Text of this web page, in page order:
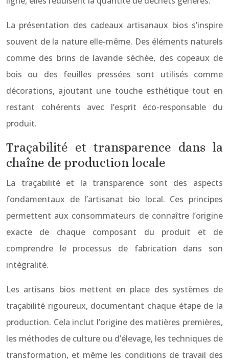
La présentation des cadeaux artisanaux bios s’inspire
souvent de la nature elle-même. Des éléments naturels
comme des brins de lavande séchée, des copeaux de
bois ou des feuilles pressées sont utilisés comme
décorations, ajoutant une touche esthétique tout en
restant cohérents avec l’esprit éco-responsable du
produit.
Traçabilité et transparence dans la
chaîne de production locale
La traçabilité et la transparence sont des aspects
fondamentaux de l’artisanat bio local. Ces principes
permettent aux consommateurs de connaître l’origine
exacte de chaque composant du produit et de
comprendre le processus de fabrication dans son
intégralité.
Les artisans bios mettent en place des systèmes de
traçabilité rigoureux, documentant chaque étape de la
production. Cela inclut l’origine des matières premières,
les méthodes de culture ou d’élevage, les techniques de
transformation, et même les conditions de travail des